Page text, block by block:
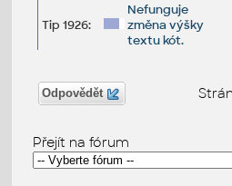
Tip 1926:
Nefunguje
změna výšky
textu kót.
Odpovědět
Přejít na fórum